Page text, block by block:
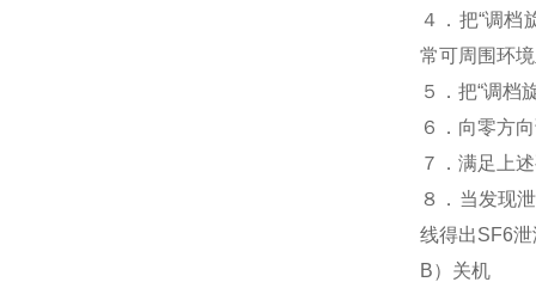
４．把“调档
常可周围环
５．把“调档
６．向零方
７．满足上
８．当发现
线得出SF6
B）关机